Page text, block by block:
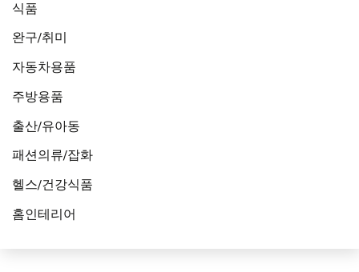
식품
완구/취미
자동차용품
주방용품
출산/유아동
패션의류/잡화
헬스/건강식품
홈인테리어